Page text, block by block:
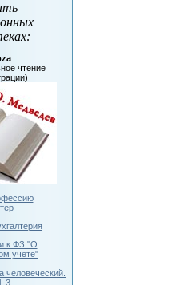
:
:
чтение
к ФЗ "О
учете"
3